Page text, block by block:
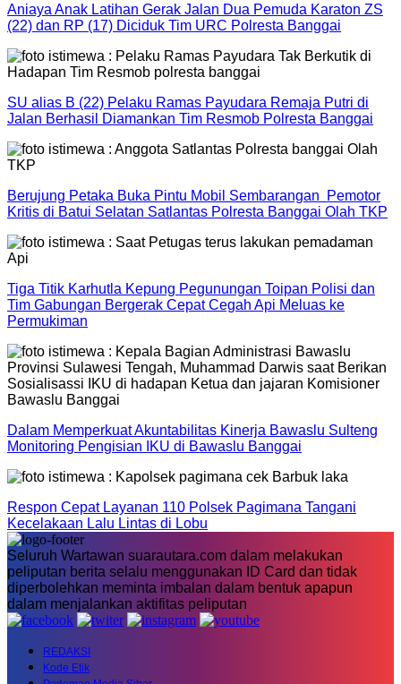
Aniaya Anak Latihan Gerak Jalan Dua Pemuda Karaton ZS
(22) dan RP (17) Diciduk Tim URC Polresta Banggai
SU alias B (22) Pelaku Ramas Payudara Remaja Putri di
Jalan Berhasil Diamankan Tim Resmob Polresta Banggai
Berujung Petaka Buka Pintu Mobil Sembarangan Pemotor
Kritis di Batui Selatan Satlantas Polresta Banggai Olah TKP
Tiga Titik Karhutla Kepung Pegunungan Toipan Polisi dan
Tim Gabungan Bergerak Cepat Cegah Api Meluas ke
Permukiman
Dalam Memperkuat Akuntabilitas Kinerja Bawaslu Sulteng
Monitoring Pengisian IKU di Bawaslu Banggai
Respon Cepat Layanan 110 Polsek Pagimana Tangani
Kecelakaan Lalu Lintas di Lobu
Seluruh Wartawan suarautara.com dalam melakukan
peliputan berita selalu menggunakan ID Card dan tidak
diperbolehkan meminta imbalan dalam bentuk apapun
dalam menjalankan aktifitas peliputan
REDAKSI
Kode Etik